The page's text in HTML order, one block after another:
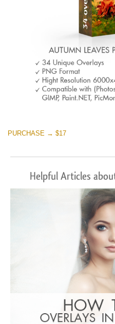
PURCHASE → $17
Helpful Articles